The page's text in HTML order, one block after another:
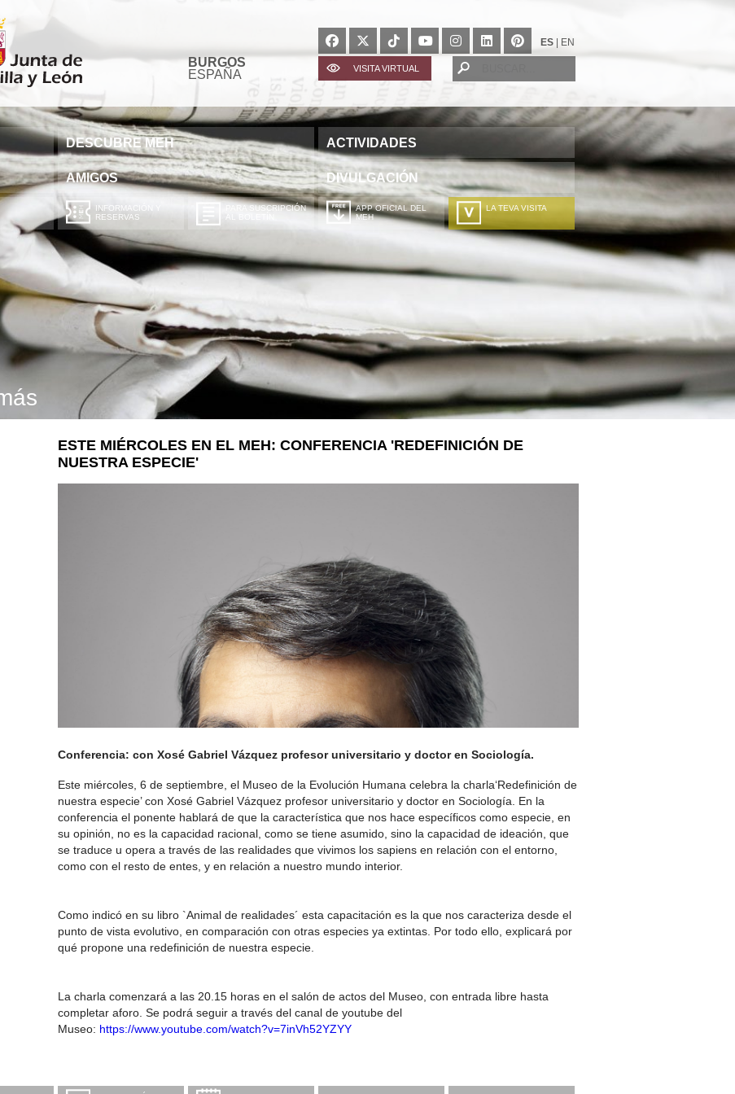
BURGOS
ESPAÑA
ES EN
VISITA VIRTUAL
DESCUBRE MEH ACTIVIDADES
AMIGOS DIVULGACIÓN
INFORMACIÓN Y
RESERVAS
PARA SUSCRIPCIÓN
AL BOLETÍN
APP OFICIAL DEL
MEH
LA TEVA VISITA
A TÚA VISITA
ZURE BISITALDIA
DEIN BESUCH
LA VOSTRA VISITA
A SUA VISITA
ESTE MIÉRCOLES EN EL MEH: CONFERENCIA 'REDEFINICIÓN DE
NUESTRA ESPECIE'
Conferencia: con Xosé Gabriel Vázquez profesor universitario y doctor en Sociología.
Este miércoles, 6 de septiembre, el Museo de la Evolución Humana celebra la charla‘Redefinición de
nuestra especie’ con Xosé Gabriel Vázquez profesor universitario y doctor en Sociología. En la
conferencia el ponente hablará de que la característica que nos hace específicos como especie, en
su opinión, no es la capacidad racional, como se tiene asumido, sino la capacidad de ideación, que
se traduce u opera a través de las realidades que vivimos los sapiens en relación con el entorno,
como con el resto de entes, y en relación a nuestro mundo interior.
Como indicó en su libro `Animal de realidades´ esta capacitación es la que nos caracteriza desde el
punto de vista evolutivo, en comparación con otras especies ya extintas. Por todo ello, explicará por
qué propone una redefinición de nuestra especie.
La charla comenzará a las 20.15 horas en el salón de actos del Museo, con entrada libre hasta
completar aforo. Se podrá seguir a través del canal de youtube del
Museo: https://www.youtube.com/watch?v=7inVh52YZYY